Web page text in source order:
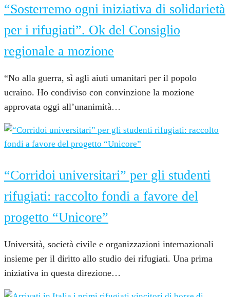
“Sosterremo ogni iniziativa di solidarietà
per i rifugiati”. Ok del Consiglio
regionale a mozione
“No alla guerra, sì agli aiuti umanitari per il popolo
ucraino. Ho condiviso con convinzione la mozione
approvata oggi all’unanimità…
“Corridoi universitari” per gli studenti
rifugiati: raccolto fondi a favore del
progetto “Unicore”
Università, società civile e organizzazioni internazionali
insieme per il diritto allo studio dei rifugiati. Una prima
iniziativa in questa direzione…